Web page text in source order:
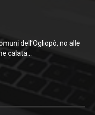
dell’Ogliopò, no alle
calata...